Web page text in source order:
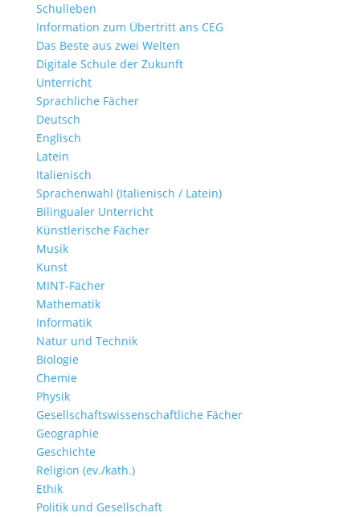
Schulleben
Information zum Übertritt ans CEG
Das Beste aus zwei Welten
Digitale Schule der Zukunft
Unterricht
Sprachliche Fächer
Deutsch
Englisch
Latein
Italienisch
Sprachenwahl (Italienisch / Latein)
Bilingualer Unterricht
Künstlerische Fächer
Musik
Kunst
MINT-Fächer
Mathematik
Informatik
Natur und Technik
Biologie
Chemie
Physik
Gesellschaftswissenschaftliche Fächer
Geographie
Geschichte
Religion (ev./kath.)
Ethik
Politik und Gesellschaft